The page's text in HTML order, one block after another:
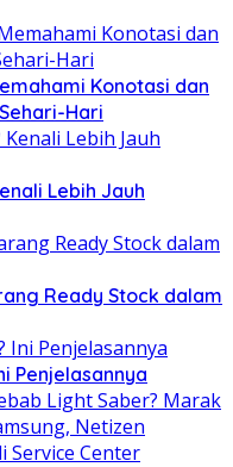
Konotasi dan
Hari
Lebih Jauh
Ready Stock dalam
Penjelasannya